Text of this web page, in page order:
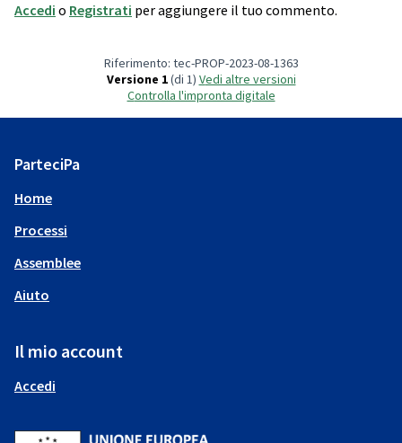
Accedi o Registrati per aggiungere il tuo commento.
Riferimento: tec-PROP-2023-08-1363
Versione 1(di 1) vedi altre versioni
Controlla l'impronta digitale
ParteciPa
Home
Processi
Assemblee
Aiuto
Il mio account
Accedi